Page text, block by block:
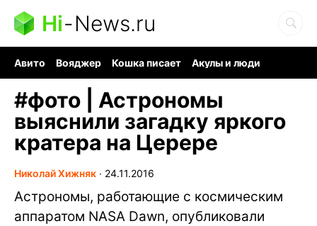
Hi-News.ru
Авито Вояджер Кошка писает
Акулы и люди
#фото | Астрономы
выяснили загадку яркого
кратера на Церере
Николай Хижняк ∙ 24.11.2016
Астрономы, работающие с космическим
аппаратом NASA Dawn, опубликовали